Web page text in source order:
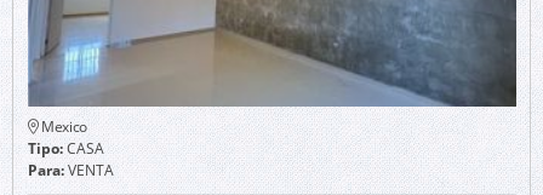
Mexico
Tipo:CASA
Para:VENTA